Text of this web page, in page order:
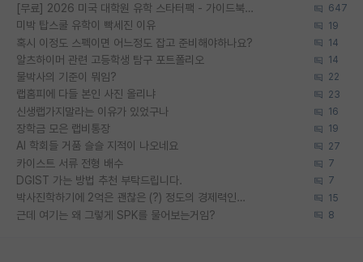
[무료] 2026 미국 대학원 유학 스타터팩 - 가이드북 & 합격자 컨택메일 템플릿 647
미박 탑스쿨 유학이 빡세진 이유 19
혹시 이정도 스펙이면 어느정도 잡고 준비해야하나요? 14
알츠하이머 관련 고등학생 탐구 포트폴리오 14
물박사의 기준이 뭐임? 22
랩홈피에 다들 본인 사진 올리냐 23
신생랩가지말라는 이유가 있었구나 16
장학금 모은 랩비통장 19
AI 학회들 거품 슬슬 지적이 나오네요 27
카이스트 서류 전형 배수 7
DGIST 가는 방법 추천 부탁드립니다. 7
박사진학하기에 2억은 괜찮은 (?) 정도의 경제력인가요 15
근데 여기는 왜 그렇게 SPK를 물어보는거임? 8